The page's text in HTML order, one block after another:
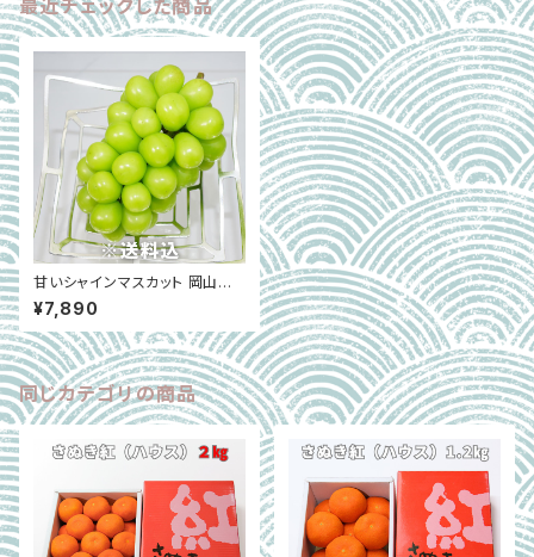
最近チェックした商品
甘いシャインマスカット 岡山県
産 大房 約700g 産地直送｜西
崎農園 ※7月上旬〜8月下旬限
定
¥7,890
同じカテゴリの商品